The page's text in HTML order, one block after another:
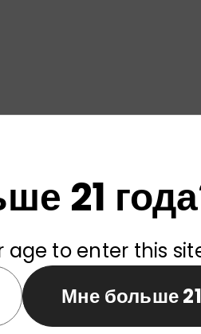
21
age to enter this
Мне больше